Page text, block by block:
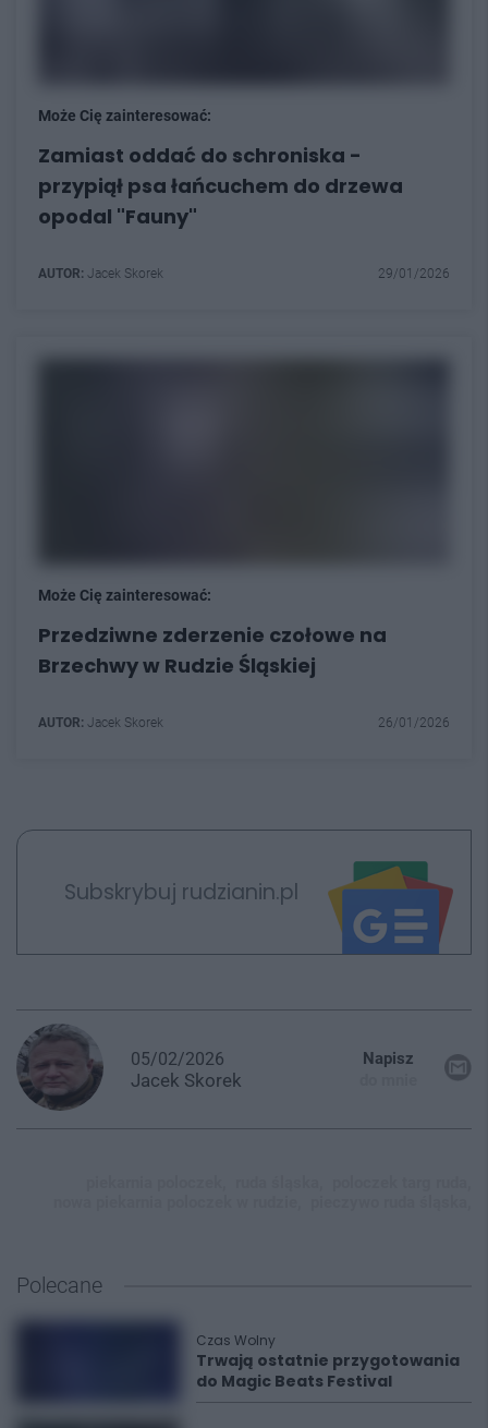
Może Cię zainteresować:
Zamiast oddać do schroniska -
przypiął psa łańcuchem do drzewa
opodal "Fauny"
AUTOR: Jacek Skorek 29/01/2026
Może Cię zainteresować:
Przedziwne zderzenie czołowe na
Brzechwy w Rudzie Śląskiej
AUTOR: Jacek Skorek 26/01/2026
Subskrybuj rudzianin.pl
05/02/2026
Jacek Skorek
Napisz
Polecane
Czas Wolny
Trwają ostatnie przygotowania
do Magic Beats Festival